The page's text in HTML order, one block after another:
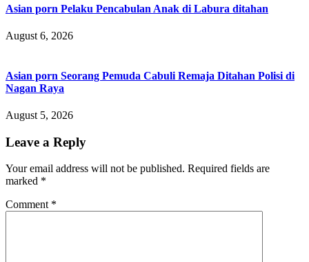
Asian porn Pelaku Pencabulan Anak di Labura ditahan
August 6, 2026
Asian porn Seorang Pemuda Cabuli Remaja Ditahan Polisi di
Nagan Raya
August 5, 2026
Leave a Reply
Your email address will not be published. Required fields are
marked *
Comment *